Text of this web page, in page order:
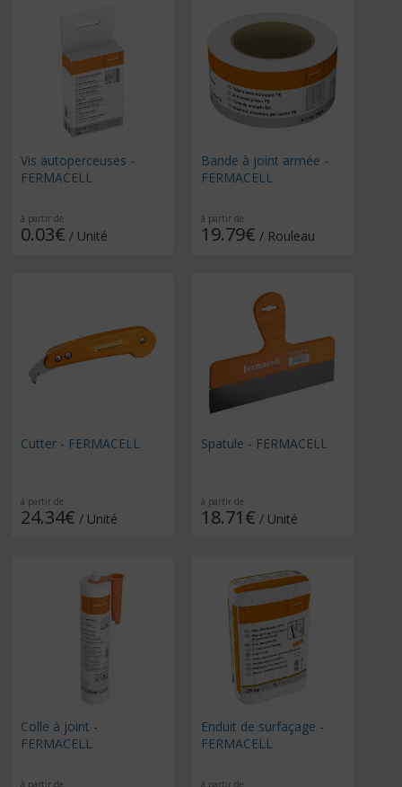
Vis autoperceuses -
FERMACELL
à partir de
0.03€ / Unité
Bande à joint armée -
FERMACELL
à partir de
19.79€ / Rouleau
Cutter - FERMACELL
à partir de
24.34€ / Unité
Spatule - FERMACELL
à partir de
18.71€ / Unité
Colle à joint -
FERMACELL
à partir de
Enduit de surfaçage -
FERMACELL
à partir de